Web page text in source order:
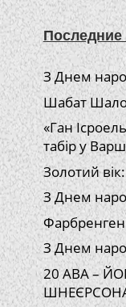
Последние
З Днем
Шабат
«Ган
табір у
Золотий
З Днем
З Днем
20 АВА –